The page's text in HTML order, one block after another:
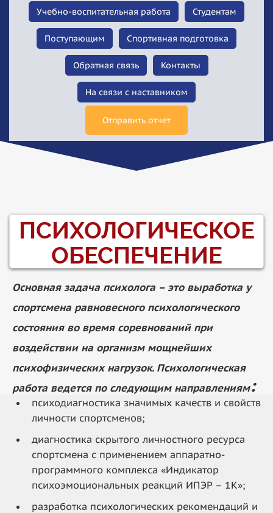
Учебно-воспитательная работа Студентам
Поступающим Спортивная подготовка
Обратная связь Контакты
На связи с наставником
Отправить отчет
ПСИХОЛОГИЧЕСКОЕ
ОБЕСПЕЧЕНИЕ
Основная задача психолога – это выработка у
спортсмена равновесного психологического
состояния во время соревнований при
воздействии на организм мощнейших
психофизических нагрузок. Психологическая
работа ведется по следующим направлениям:
психодиагностика значимых качеств и свойств
личности спортсменов;
диагностика скрытого личностного ресурса
спортсмена с применением аппаратно-
программного комплекса «Индикатор
психоэмоциональных реакций ИПЭР – 1К»;
разработка психологических рекомендаций и